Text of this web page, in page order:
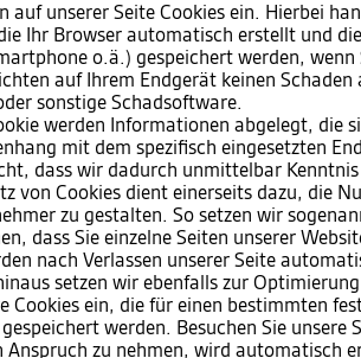
auf unserer Seite Cookies ein. Hierbei
Ihr Browser automatisch erstellt und
o.ä.) gespeichert werden, wenn
auf Ihrem Endgerät keinen
sonstige Schadsoftware.
werden Informationen abgelegt, die
mit dem spezifisch eingesetzten
dass wir dadurch unmittelbar
von Cookies dient einerseits dazu, die
zu gestalten. So setzen wir
dass Sie einzelne Seiten unserer
nach Verlassen unserer Seite
setzen wir ebenfalls zur
Cookies ein, die für einen bestimmten
werden. Besuchen Sie unsere
Anspruch zu nehmen, wird automatisch